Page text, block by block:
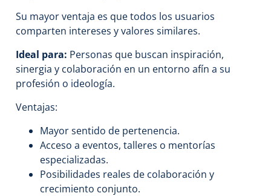
Su mayor ventaja es que todos los usuarios
comparten intereses y valores similares.
Ideal para: Personas que buscan inspiración,
sinergia y colaboración en un entorno afín a su
profesión o ideología.
Ventajas:
Mayor sentido de pertenencia.
Acceso a eventos, talleres o mentorías
especializadas.
Posibilidades reales de colaboración y
crecimiento conjunto.